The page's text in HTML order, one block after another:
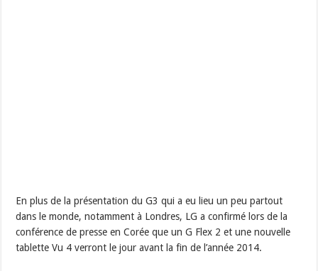
En plus de la présentation du G3 qui a eu lieu un peu partout
dans le monde, notamment à Londres, LG a confirmé lors de la
conférence de presse en Corée que un G Flex 2 et une nouvelle
tablette Vu 4 verront le jour avant la fin de l’année 2014.